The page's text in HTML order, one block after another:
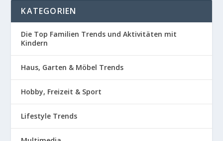
KATEGORIEN
Die Top Familien Trends und Aktivitäten mit
Kindern
Haus, Garten & Möbel Trends
Hobby, Freizeit & Sport
Lifestyle Trends